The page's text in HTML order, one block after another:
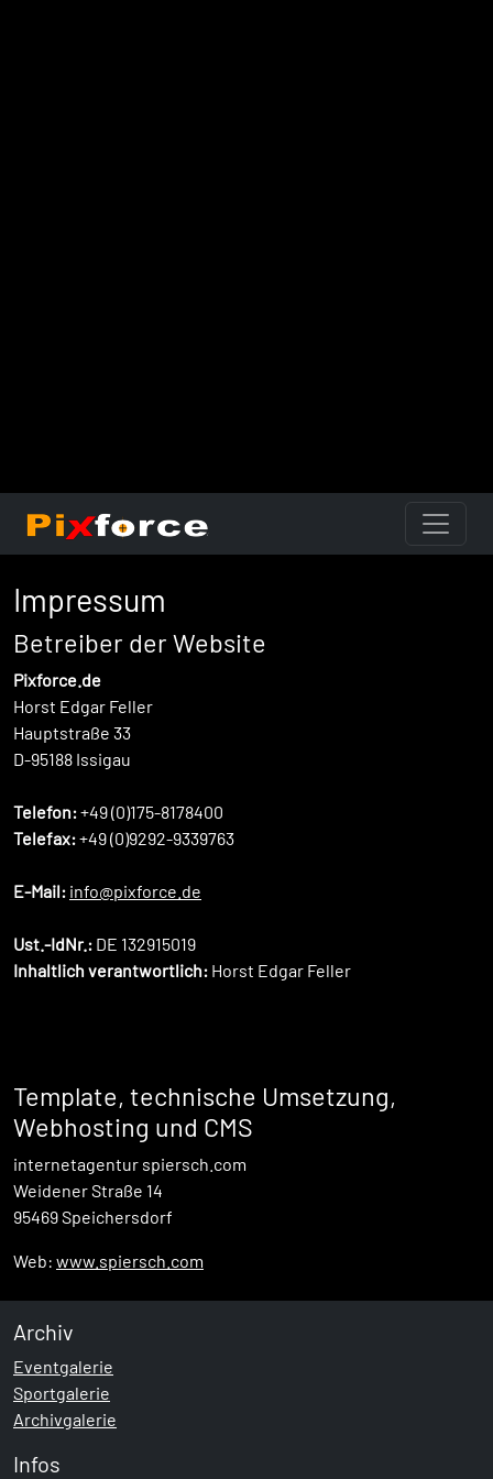
Impressum
Betreiber der Website
Pixforce.de
Horst Edgar Feller
Hauptstraße 33
D-95188 Issigau
Telefon:+49 (0)175-8178400
Telefax:+49 (0)9292-9339763
E-Mail: info@pixforce.de
Ust.-IdNr.: DE 132915019
Inhaltlich verantwortlich: Horst Edgar Feller
Template, technische Umsetzung,
Webhosting und CMS
internetagentur spiersch.com
Weidener Straße 14
95469 Speichersdorf
Web: www.spiersch.com
Archiv
Eventgalerie
Sportgalerie
Archivgalerie
Infos